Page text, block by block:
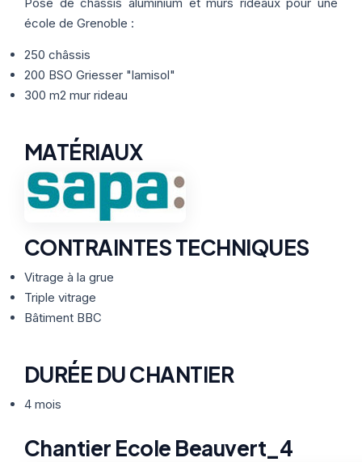
Nos Formules ACTUALITÉS
CONTACT
école de Grenoble :
250 châssis
200 BSO Griesser "lamisol"
300 m2 mur rideau
MATÉRIAUX
CONTRAINTES TECHNIQUES
Vitrage à la grue
Triple vitrage
Bâtiment BBC
DURÉE DU CHANTIER
4 mois
Chantier Ecole Beauvert_4